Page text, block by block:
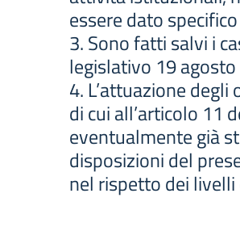
essere dato
3. Sono fatti salvi i
legislativo 19
4. L’attuazione
di cui all’articolo 11
eventualmente già
disposizioni del
nel rispetto dei